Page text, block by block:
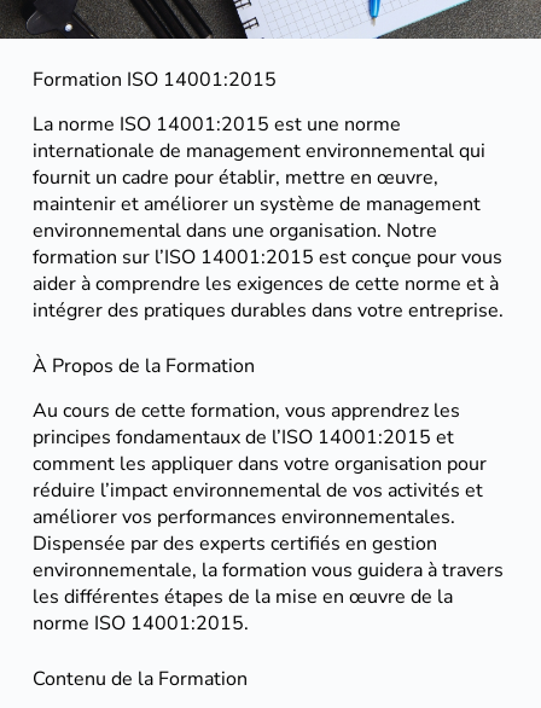
Formation ISO 14001:2015
La norme ISO 14001:2015 est une norme
internationale de management environnemental qui
fournit un cadre pour établir, mettre en œuvre,
maintenir et améliorer un système de management
environnemental dans une organisation. Notre
formation sur l’ISO 14001:2015 est conçue pour vous
aider à comprendre les exigences de cette norme et à
intégrer des pratiques durables dans votre entreprise.
À Propos de la Formation
Au cours de cette formation, vous apprendrez les
principes fondamentaux de l’ISO 14001:2015 et
comment les appliquer dans votre organisation pour
réduire l’impact environnemental de vos activités et
améliorer vos performances environnementales.
Dispensée par des experts certifiés en gestion
environnementale, la formation vous guidera à travers
les différentes étapes de la mise en œuvre de la
norme ISO 14001:2015.
Contenu de la Formation